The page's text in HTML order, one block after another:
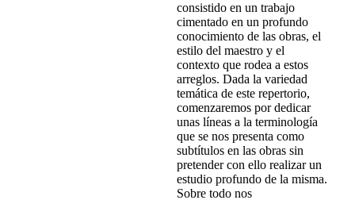
consistido en un trabajo
cimentado en un profundo
conocimiento de las obras, el
estilo del maestro y el
contexto que rodea a estos
arreglos. Dada la variedad
temática de este repertorio,
comenzaremos por dedicar
unas líneas a la terminología
que se nos presenta como
subtítulos en las obras sin
pretender con ello realizar un
estudio profundo de la misma.
Sobre todo nos